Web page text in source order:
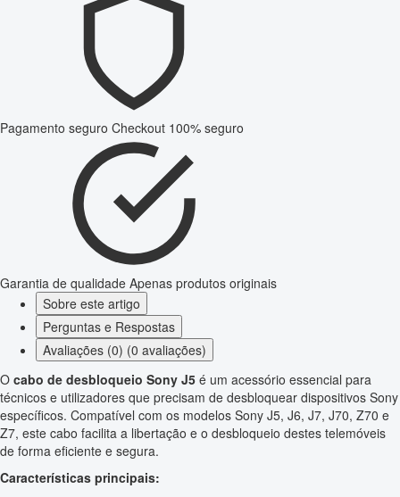
Pagamento seguro Checkout 100% seguro
Garantia de qualidade Apenas produtos originais
Sobre este artigo
Perguntas e Respostas
Avaliações (0) (0 avaliações)
O cabo de desbloqueio Sony J5 é um acessório essencial para
técnicos e utilizadores que precisam de desbloquear dispositivos Sony
específicos. Compatível com os modelos Sony J5, J6, J7, J70, Z70 e
Z7, este cabo facilita a libertação e o desbloqueio destes telemóveis
de forma eficiente e segura.
Características principais: